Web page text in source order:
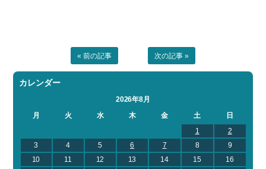
« 前の記事 次の記事 »
カレンダー
2026年8月
月
火 水 木 金 土
日
1
2
3
4 5 6 7 8
9
10
11 12 13 14 15
16